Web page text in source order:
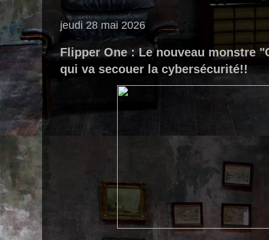
jeudi 28 mai 2026
Flipper One : Le nouveau monstre
qui va secouer la cybersécurité!!